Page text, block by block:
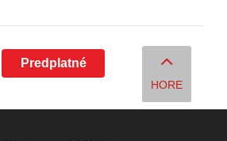
Predplatné
HORE